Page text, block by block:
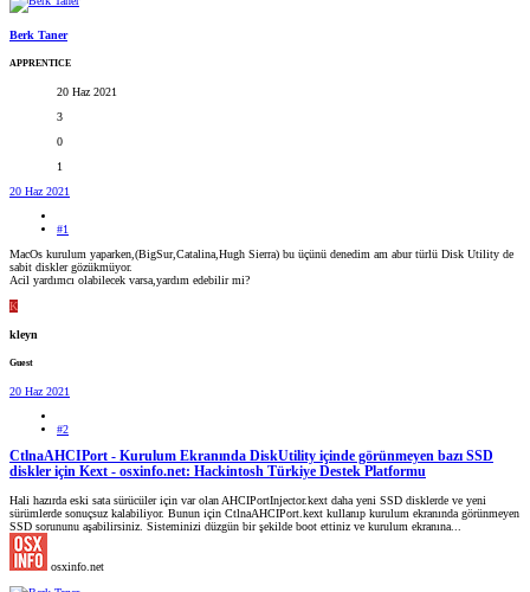
Berk Taner
APPRENTICE
20 Haz 2021
3
0
1
20 Haz 2021
#1
MacOs kurulum yaparken,(BigSur,Catalina,Hugh Sierra) bu üçünü denedim am abur türlü Disk Utility de
sabit diskler gözükmüyor.
Acil yardımcı olabilecek varsa,yardım edebilir mi?
K
kleyn
Guest
20 Haz 2021
#2
CtlnaAHCIPort - Kurulum Ekranında DiskUtility içinde görünmeyen bazı SSD
diskler için Kext - osxinfo.net: Hackintosh Türkiye Destek Platformu
Hali hazırda eski sata sürücüler için var olan AHCIPortInjector.kext daha yeni SSD disklerde ve yeni
sürümlerde sonuçsuz kalabiliyor. Bunun için CtlnaAHCIPort.kext kullanıp kurulum ekranında görünmeyen
SSD sorununu aşabilirsiniz. Sisteminizi düzgün bir şekilde boot ettiniz ve kurulum ekranına...
osxinfo.net